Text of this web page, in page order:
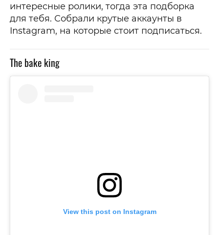
интересные ролики, тогда эта подборка
для тебя. Собрали крутые аккаунты в
Instagram, на которые стоит подписаться.
The bake king
View this post on Instagram